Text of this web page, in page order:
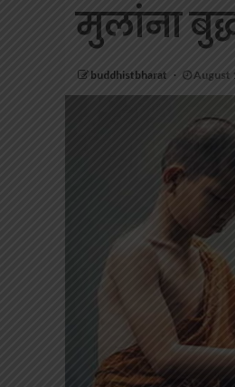
मुलांना
buddhistbharat August